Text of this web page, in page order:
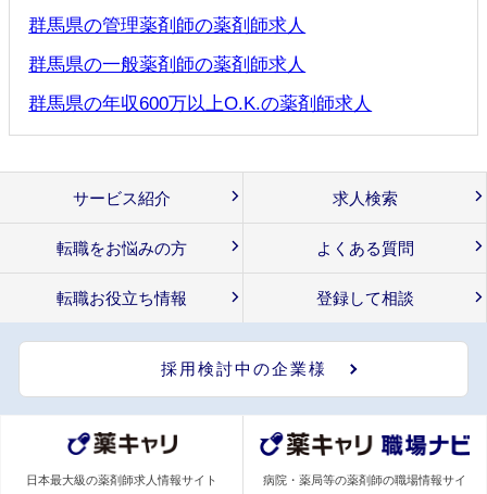
群馬県の管理薬剤師の薬剤師求人
群馬県の一般薬剤師の薬剤師求人
群馬県の年収600万以上O.K.の薬剤師求人
サービス紹介 求人検索
転職をお悩みの方 よくある質問
転職お役立ち情報 登録して相談
採用検討中の企業様
日本最大級の薬剤師求人情報サイト
病院・薬局等の薬剤師の職場情報サイ